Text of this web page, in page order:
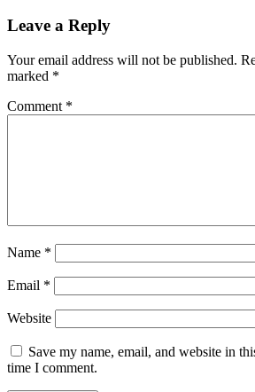
Leave a Reply
Your email address will not be published.
marked *
Comment *
Name *
Email *
Website
Save my name, email, and website in
time I comment.